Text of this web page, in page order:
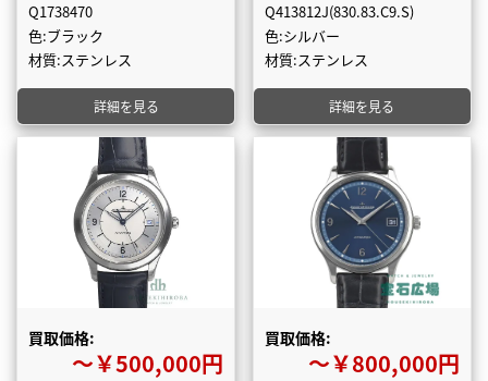
Q1738470
色:ブラック
材質:ステンレス
詳細を見る
Q413812J(830.83.C9.S)
色:シルバー
材質:ステンレス
詳細を見る
買取価格:
〜￥500,000円
買取価格:
〜￥800,000円